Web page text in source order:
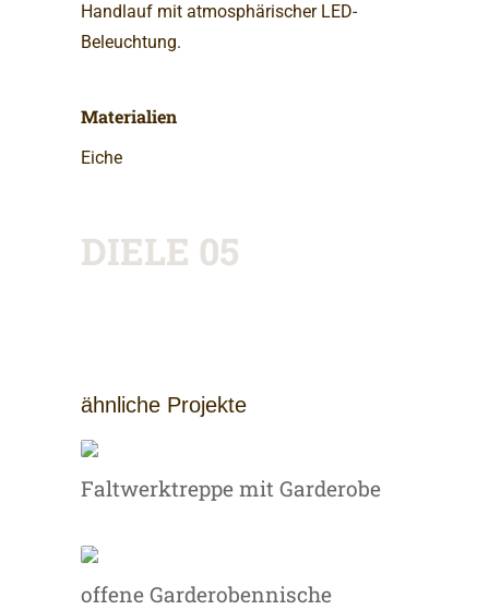
Handlauf mit atmosphärischer LED-
Beleuchtung.
Materialien
Eiche
DIELE 05
ähnliche Projekte
Faltwerktreppe mit Garderobe
offene Garderobennische